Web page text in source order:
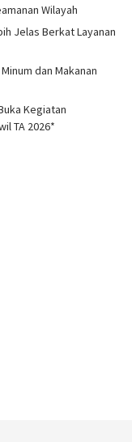
Wilayah
Jelas Berkat Layanan
dan Makanan
Kegiatan
TA 2026*